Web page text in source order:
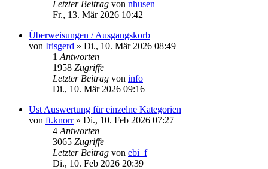
Letzter Beitrag von nhusen
Fr., 13. Mär 2026 10:42
Überweisungen / Ausgangskorb
von Irisgerd » Di., 10. Mär 2026 08:49
1 Antworten
1958 Zugriffe
Letzter Beitrag von info
Di., 10. Mär 2026 09:16
Ust Auswertung für einzelne Kategorien
von ft.knorr» Di., 10. Feb 2026 07:27
4 Antworten
3065 Zugriffe
Letzter Beitrag von ebi_f
Di., 10. Feb 2026 20:39